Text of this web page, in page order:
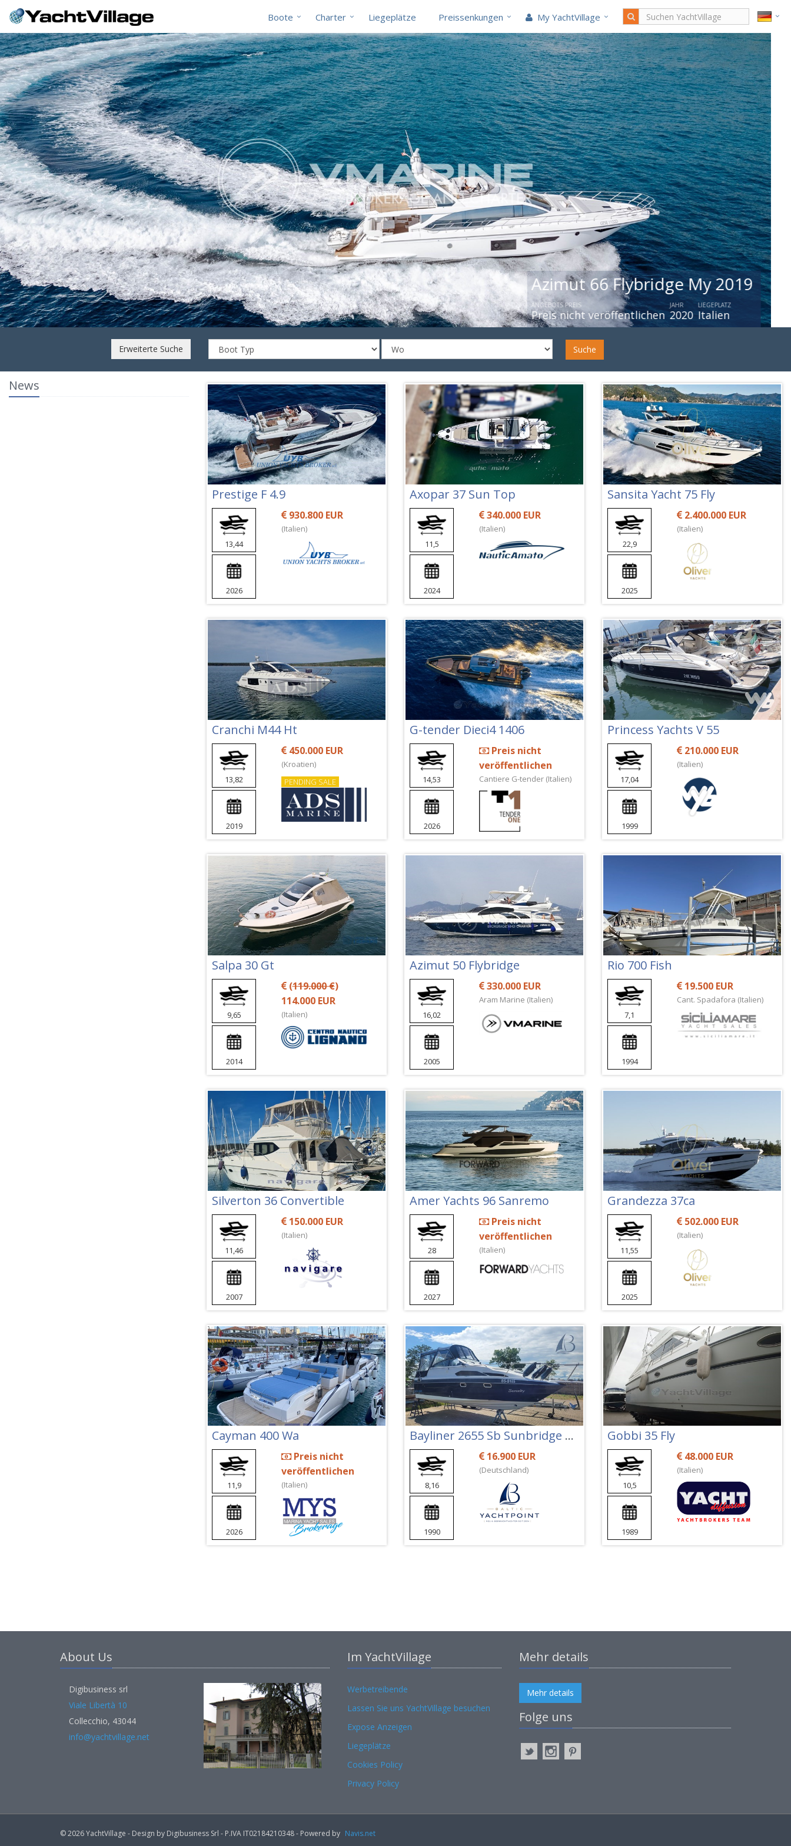
Boote Charter Liegeplätze Preissenkungen My YachtVillage
Azimut Atlantis 45
ANGEBOTS PREIS
Preis nicht veröffentlichen
JAHR
2026
LIEGEPLATZ
Liguria
Erweiterte Suche Suche
Prestige F 4.9
13,44
2026
930.800 EUR
(Italien)
Axopar 37 Sun Top
11,5
2024
340.000 EUR
(Italien)
Sansita Yacht 75 Fly
22,9
2025
2.400.000 EUR
(Italien)
Cranchi M44 Ht
13,82
2019
450.000 EUR
(Kroatien)
PENDING SALE
G-tender Dieci4 1406
14,53
2026
Preis nicht
veröffentlichen
Cantiere G-tender (Italien)
Princess Yachts V 55
17,04
1999
210.000 EUR
(Italien)
Salpa 30 Gt
9,65
2014
(119.000 €)
114.000 EUR
(Italien)
Azimut 50 Flybridge
16,02
2005
330.000 EUR
Aram Marine (Italien)
Rio 700 Fish
7,1
1994
19.500 EUR
Cant. Spadafora (Italien)
Silverton 36 Convertible
11,46
2007
150.000 EUR
(Italien)
Amer Yachts 96 Sanremo
28
2027
Preis nicht
veröffentlichen
(Italien)
Grandezza 37ca
11,55
2025
502.000 EUR
(Italien)
Cayman 400 Wa
11,9
2026
Preis nicht
veröffentlichen
(Italien)
Bayliner 2655 Sb Sunbridge Ciera
8,16
1990
16.900 EUR
(Deutschland)
Gobbi 35 Fly
10,5
1989
48.000 EUR
(Italien)
News
About Us
Digibusiness srl
Viale Libertà 10
Collecchio, 43044
info@yachtvillage.net
Im YachtVillage
Werbetreibende
Lassen Sie uns YachtVillage besuchen
Expose Anzeigen
Liegeplätze
Cookies Policy
Privacy Policy
Mehr details
Mehr details
Folge uns
© 2026 YachtVillage - Design by Digibusiness Srl - P.IVA IT02184210348 - Powered by Navis.net